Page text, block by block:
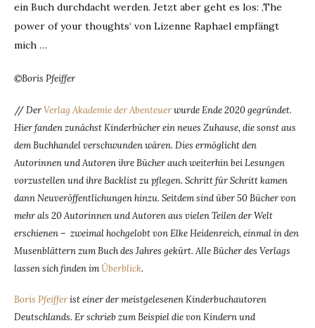
ein Buch durchdacht werden. Jetzt aber geht es los: ‚The
power of your thoughts‘ von Lizenne Raphael empfängt
mich …
©Boris Pfeiffer
//DerVerlag Akademie der Abenteuerwurde Ende 2020 gegründet.
Hier fanden zunächst Kinderbücher ein neues Zuhause, die sonst aus
dem Buchhandel verschwunden wären. Dies ermöglicht den
Autorinnen und Autoren ihre Bücher auch weiterhin bei Lesungen
vorzustellen und ihre Backlist zu pflegen. Schritt für Schritt kamen
dann Neuveröffentlichungen hinzu. Seitdem sind über 50 Bücher von
mehr als 20 Autorinnen und Autoren aus vielen Teilen der Welt
erschienen – zweimal hochgelobt von Elke Heidenreich, einmal in den
Musenblättern zum Buch des Jahres gekürt. Alle Bücher des Verlags
lassen sich finden imÜberblick.
Boris Pfeifferist einer der meistgelesenen Kinderbuchautoren
Deutschlands. Er schrieb zum Beispiel die von Kindern und